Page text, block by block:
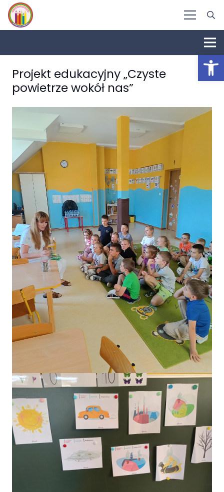
Projekt edukacyjny „Czyste
powietrze wokół nas”